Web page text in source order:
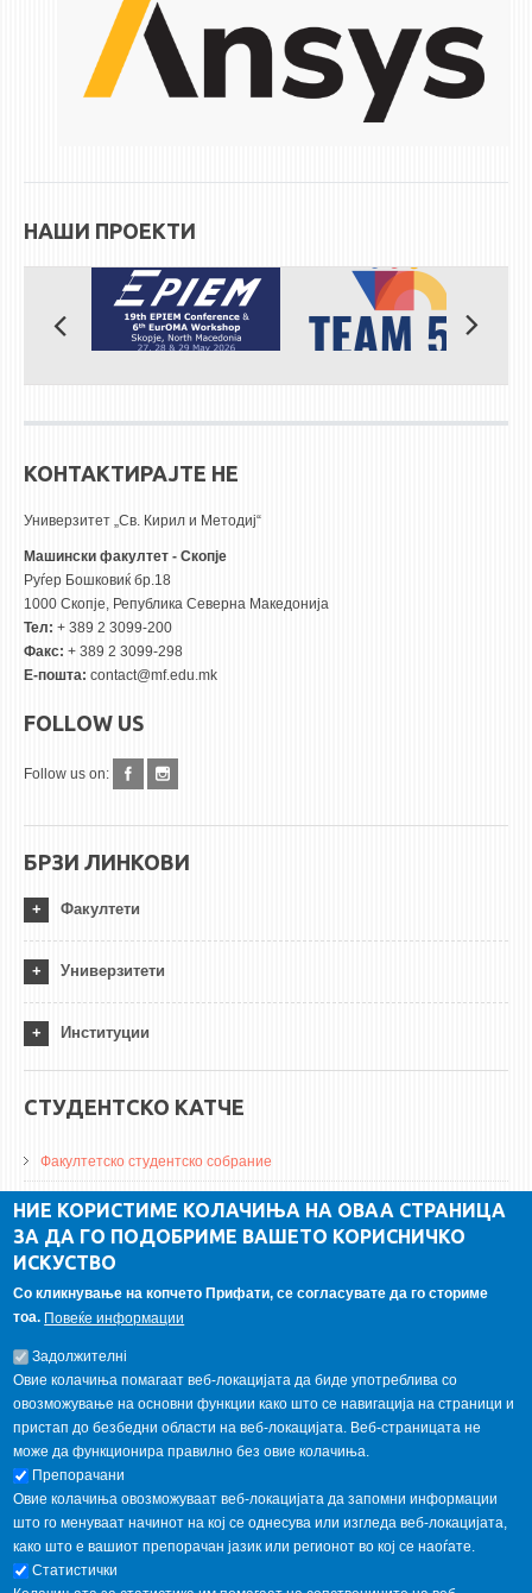
ЕКВИВАЛЕНЦИИ ОД СТАРИ СТУДИСКИ ПРОГРАМИ
ОГЛАСНА ТАБЛА
СТИПЕНДИИ/ПРАКСИ
СТИПЕНДИИ
НАШИ ПРОЕКТИ
КОНТАКТИРАЈТЕ НЕ
Универзитет „Св. Кирил и Методиј“
Машински факултет - Скопје
Руѓер Бошковиќ бр.18
1000 Скопје, Република Северна Македонија
Тел: + 389 2 3099-200
Факс: + 389 2 3099-298
Е-пошта: contact@mf.edu.mk
FOLLOW US
Follow us on:
БРЗИ ЛИНКОВИ
Факултети
Универзитети
Институции
СТУДЕНТСКО КАТЧЕ
Факултетско студентско собрание
ДА Винчи магазин
Алумни асоцијација
ГАЛЕРИЈА
НИЕ КОРИСТИМЕ КОЛАЧИЊА НА ОВАА СТРАНИЦА
ЗА ДА ГО ПОДОБРИМЕ ВАШЕТО КОРИСНИЧКО
ИСКУСТВО
Со кликнување на копчето Прифати, се согласувате да го сториме
тоа. Повеќе информации
Задолжителнi
Овие колачиња помагаат веб-локацијата да биде употреблива со
овозможување на основни функции како што се навигација на страници и
пристап до безбедни области на веб-локацијата. Веб-страницата не
може да функционира правилно без овие колачиња.
Препорачани
Овие колачиња овозможуваат веб-локацијата да запомни информации
што го менуваат начинот на кој се однесува или изгледа веб-локацијата,
како што е вашиот препорачан јазик или регионот во кој се наоѓате.
Статистички